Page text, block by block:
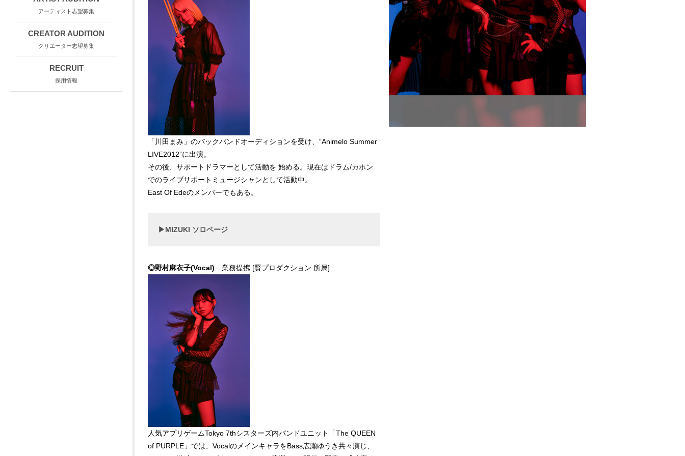
アーティスト志望募集
CREATOR AUDITION
クリエーター志望募集
RECRUIT
採用情報
「川田まみ」のバックバンドオーディションを受け、”Animelo Summer
LIVE2012”に出演。
その後、サポートドラマーとして活動を 始める。現在はドラム/カホン
でのライブサポートミュージシャンとして活動中。
East Of Edeのメンバーでもある。
▶MIZUKI ソロページ
◎野村麻衣子(Vocal) 業務提携 [賢プロダクション 所属]
人気アプリゲームTokyo 7thシスターズ内バンドユニット「The QUEEN
of PURPLE」では、VocalのメインキャラをBass広瀬ゆうき共々演じ、